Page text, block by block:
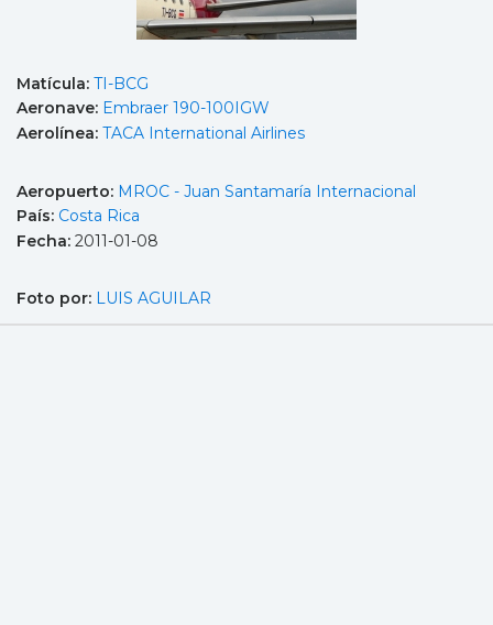
Matícula: TI-BCG
Aeronave: Embraer 190-100IGW
Aerolínea: TACA International Airlines
Aeropuerto: MROC - Juan Santamaría Internacional
País: Costa Rica
Fecha: 2011-01-08
Foto por: LUIS AGUILAR